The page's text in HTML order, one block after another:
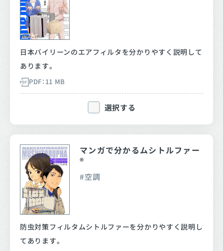
日本バイリーンのエアフィルタを分かりやすく説明して
あります。
PDF：11 MB
選択する
マンガで分かるムシトルファー
®
空調
防虫対策フィルタムシトルファーを分かりやすく説明し
てあります。